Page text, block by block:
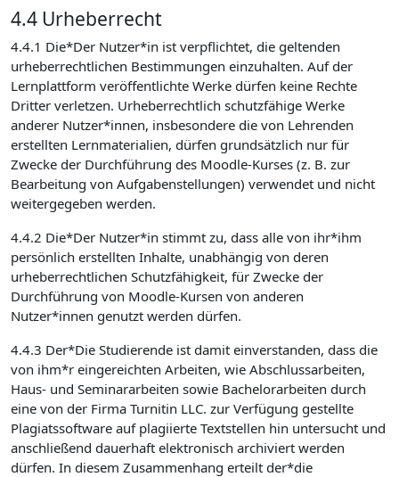
4.4 Urheberrecht
4.4.1 Die*Der Nutzer*in ist verpflichtet, die geltenden
urheberrechtlichen Bestimmungen einzuhalten. Auf der
Lernplattform veröffentlichte Werke dürfen keine Rechte
Dritter verletzen. Urheberrechtlich schutzfähige Werke
anderer Nutzer*innen, insbesondere die von Lehrenden
erstellten Lernmaterialien, dürfen grundsätzlich nur für
Zwecke der Durchführung des Moodle-Kurses (z. B. zur
Bearbeitung von Aufgabenstellungen) verwendet und nicht
weitergegeben werden.
4.4.2 Die*Der Nutzer*in stimmt zu, dass alle von ihr*ihm
persönlich erstellten Inhalte, unabhängig von deren
urheberrechtlichen Schutzfähigkeit, für Zwecke der
Durchführung von Moodle-Kursen von anderen
Nutzer*innen genutzt werden dürfen.
4.4.3 Der*Die Studierende ist damit einverstanden, dass die
von ihm*r eingereichten Arbeiten, wie Abschlussarbeiten,
Haus- und Seminararbeiten sowie Bachelorarbeiten durch
eine von der Firma Turnitin LLC. zur Verfügung gestellte
Plagiatssoftware auf plagiierte Textstellen hin untersucht und
anschließend dauerhaft elektronisch archiviert werden
dürfen. In diesem Zusammenhang erteilt der*die